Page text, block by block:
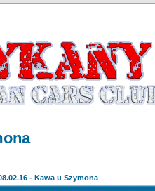
- Kawa u Szymona